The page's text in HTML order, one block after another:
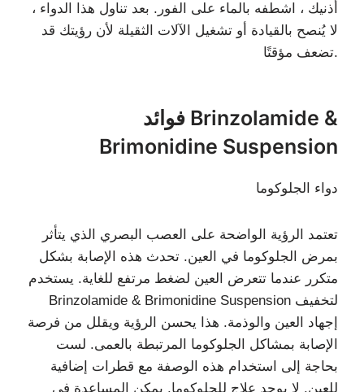
أذنيك ، اشطفه بالماء على الفور. بعد تناول هذا الدواء ،
لا يُنصح بالقيادة أو تشغيل الآلات الثقيلة لأن رؤيتك قد
تضعف مؤقتًا.
فوائد Brinzolamide &
Brimonidine Suspension
دواء الجلوكوما
تعتمد الرؤية الواضحة على العصب البصري الذي يتأثر
بمرض الجلوكوما في العين. تحدث هذه الإصابة بشكل
متكرر عندما تتعرض العين لضغط مرتفع للغاية. يستخدم
Brinzolamide & Brimonidine Suspension لتخفيف
إجهاد العين والوذمة. هذا يحسن الرؤية ويقلل من فرصة
الإصابة بمشاكل الجلوكوما المرتبطة بالعمى. لست
بحاجة إلى استخدام هذه الوصفة مع قطرات إضافية
للعين. لا يوجد علاج للجلوكوما. يمكن المساعدة في